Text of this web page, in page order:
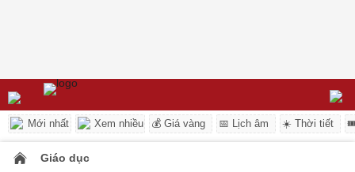
Mới nhất Xem nhiều 💰 Giá vàng 📅 Lịch âm ☀️ Thời tiết
Giáo dục